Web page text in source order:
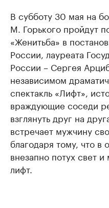
В субботу 30 мая на
М. Горького пройдут
«Женитьба» в
России, лауреата
России – Сергея
независимом
спектакль «Лифт»,
враждующие соседи
взглянуть друг на
встречает мужчину
благодаря тому, что
внезапно потух свет
лифт.